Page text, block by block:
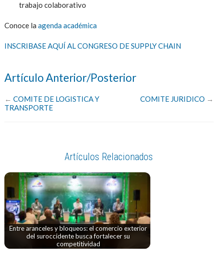
trabajo colaborativo
Conoce la agenda académica
INSCRIBASE AQUÍ AL CONGRESO DE SUPPLY CHAIN
Artículo Anterior/Posterior
← COMITE DE LOGISTICA Y
TRANSPORTE
COMITE JURIDICO →
Artículos Relacionados
Entre aranceles y bloqueos: el comercio exterior
del suroccidente busca fortalecer su
competitividad